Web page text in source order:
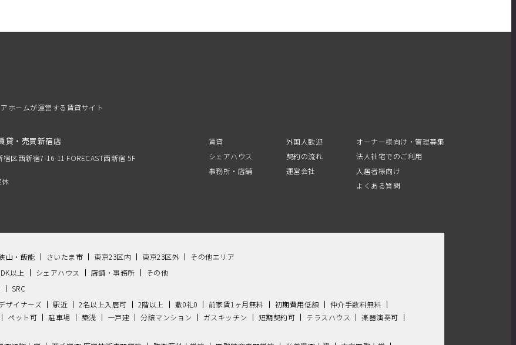
ホームが運営する賃貸サイト
貸・売買新宿店
宿区西新宿7-16-11 FORECAST西新宿 5F
賃貸
シェアハウス
事務所・店舗
外国人歓迎
契約の流れ
運営会社
オーナー様向け・管理募集
法人社宅でのご利用
入居者様向け
よくある質問
山・飯能 さいたま市 東京23区内 東京23区外
その他エリア
以上 シェアハウス 店舗・事務所
その他
SRC
ザイナーズ 駅近 2名以上入居可 2階以上 敷0礼0 前家賃1ヶ月無料 初期費用低額
仲介手数料無料
ペット可 駐車場 築浅 一戸建 分譲マンション ガスキッチン 短期契約可 テラスハウス
楽器演奏可